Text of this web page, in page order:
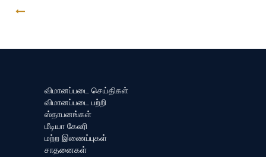
விமானப்படை செய்திகள்
விமானப்படை பற்றி
ஸ்தாபனங்கள்
மீடியா கேலரி
மற்ற இணைப்புகள்
சாதனைகள்